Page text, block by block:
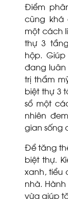
Điểm
cũng khá
một cách
thự 3
hộp.
đang
trị thẩm
biệt thự 3
sổ một
nhiên
gian sống
Để tăng
biệt thự.
xanh, tiểu
nhà.
vừa giúp